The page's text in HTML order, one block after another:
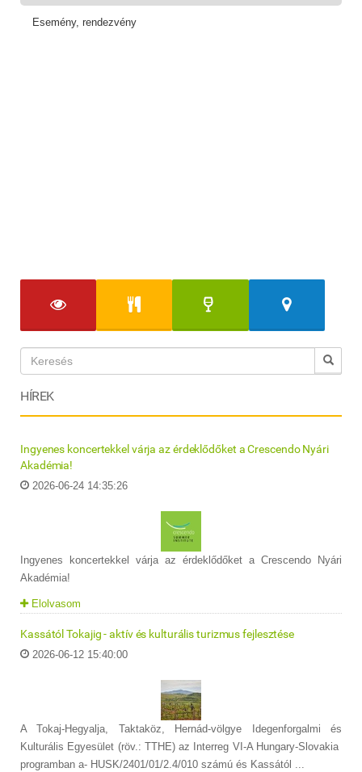
Esemény, rendezvény
HÍREK
Ingyenes koncertekkel várja az érdeklődőket a Crescendo Nyári
Akadémia!
2026-06-24 14:35:26
Ingyenes koncertekkel várja az érdeklődőket a Crescendo Nyári
Akadémia!
Elolvasom
Kassától Tokajig - aktív és kulturális turizmus fejlesztése
2026-06-12 15:40:00
A Tokaj-Hegyalja, Taktaköz, Hernád-völgye Idegenforgalmi és
Kulturális Egyesület (röv.: TTHE) az Interreg VI-A Hungary-Slovakia
programban a- HUSK/2401/01/2.4/010 számú és Kassától ...